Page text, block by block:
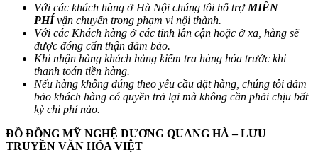
Với các khách hàng ở Hà Nội chúng tôi hỗ trợ MIỄN
PHÍ vận chuyển trong phạm vi nội thành.
Với các Khách hàng ở các tỉnh lân cận hoặc ở xa, hàng sẽ
được đóng cẩn thận đảm bảo.
Khi nhận hàng khách hàng kiểm tra hàng hóa trước khi
thanh toán tiền hàng.
Nếu hàng không đúng theo yêu cầu đặt hàng, chúng tôi đảm
bảo khách hàng có quyền trả lại mà không cần phải chịu bất
kỳ chi phí nào.
ĐỒ ĐỒNG MỸ NGHỆ DƯƠNG QUANG HÀ – LƯU
TRUYỀN VĂN HÓA VIỆT